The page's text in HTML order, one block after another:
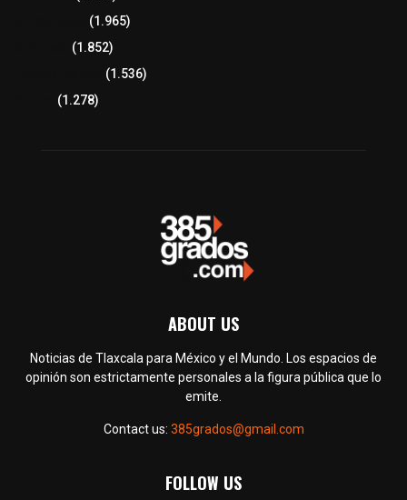
(1.965)
(1.852)
(1.536)
(1.278)
ABOUT US
Noticias de Tlaxcala para México y el Mundo. Los espacios de
opinión son estrictamente personales a la figura pública que lo
emite.
Contact us: 385grados@gmail.com
FOLLOW US